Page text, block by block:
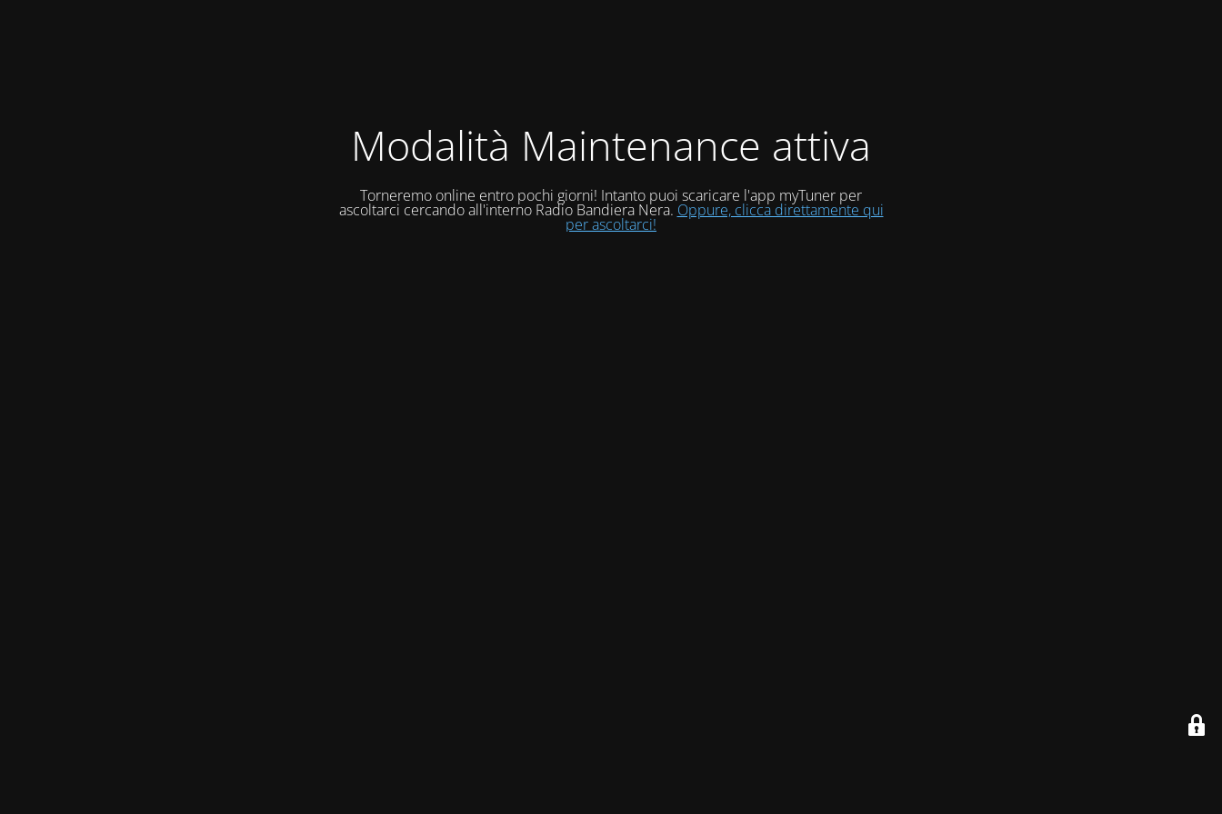
Modalità Maintenance attiva
Torneremo online entro pochi giorni! Intanto puoi scaricare l'app myTuner per
ascoltarci cercando all'interno Radio Bandiera Nera. Oppure, clicca direttamente qui
per ascoltarci!